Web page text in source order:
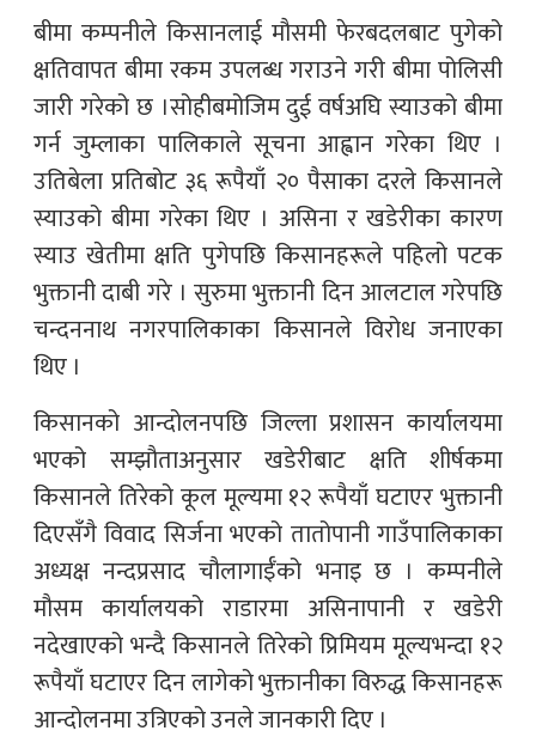
बीमा कम्पनीले किसानलाई मौसमी फेरबदलबाट पुगेको
क्षतिवापत बीमा रकम उपलब्ध गराउने गरी बीमा पोलिसी
जारी गरेको छ ।सोहीबमोजिम दुई वर्षअघि स्याउको बीमा
गर्न जुम्लाका पालिकाले सूचना आह्वान गरेका थिए ।
उतिबेला प्रतिबोट ३६ रूपैयाँ २० पैसाका दरले किसानले
स्याउको बीमा गरेका थिए । असिना र खडेरीका कारण
स्याउ खेतीमा क्षति पुगेपछि किसानहरूले पहिलो पटक
भुक्तानी दाबी गरे । सुरुमा भुक्तानी दिन आलटाल गरेपछि
चन्दननाथ नगरपालिकाका किसानले विरोध जनाएका
थिए ।
किसानको आन्दोलनपछि जिल्ला प्रशासन कार्यालयमा
भएको सम्झौताअनुसार खडेरीबाट क्षति शीर्षकमा
किसानले तिरेको कूल मूल्यमा १२ रूपैयाँ घटाएर भुक्तानी
दिएसँगै विवाद सिर्जना भएको तातोपानी गाउँपालिकाका
अध्यक्ष नन्दप्रसाद चौलागाईँको भनाइ छ । कम्पनीले
मौसम कार्यालयको राडारमा असिनापानी र खडेरी
नदेखाएको भन्दै किसानले तिरेको प्रिमियम मूल्यभन्दा १२
रूपैयाँ घटाएर दिन लागेको भुक्तानीका विरुद्ध किसानहरू
आन्दोलनमा उत्रिएको उनले जानकारी दिए ।